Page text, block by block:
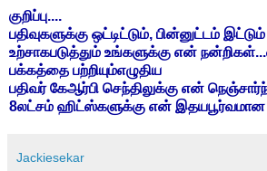
குறிப்பு....
பதிவுகளுக்கு ஒட்டிட்டும், பின்னுட்டம்
உற்சாகபடுத்தும் உங்களுக்கு என்
பக்கத்தை பற்றியும்எழுதிய
பதிவர் கேஆர்பி செந்திலுக்கு என்
8லட்சம் ஹிட்ஸ்களுக்கு என் இதயபூர்வமான
Jackiesekar